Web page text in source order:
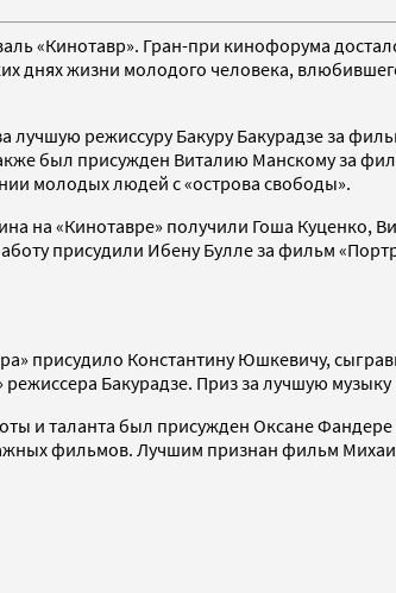
«Кинотавр». Гран-при кинофорума
днях жизни молодого человека,
лучшую режиссуру Бакуру Бакурадзе за
был присужден Виталию Манскому за
молодых людей с «острова свободы».
на «Кинотавре» получили Гоша
присудили Ибену Булле за фильм
присудило Константину Юшкевичу,
Бакурадзе. Приз за лучшую
и таланта был присужден Оксане
фильмов. Лучшим признан фильм